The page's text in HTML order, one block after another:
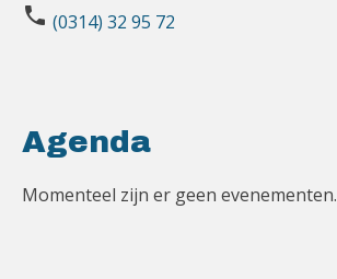
phone (0314) 32 95 72
Agenda
Momenteel zijn er geen evenementen.